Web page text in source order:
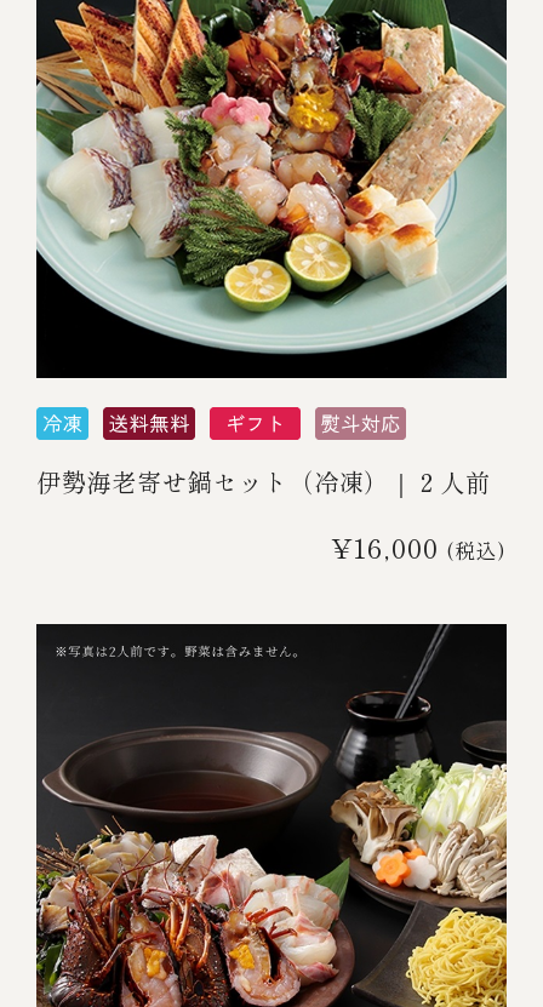
伊勢海老寄せ鍋セット（冷凍）｜２人前
¥16,000 (税込)